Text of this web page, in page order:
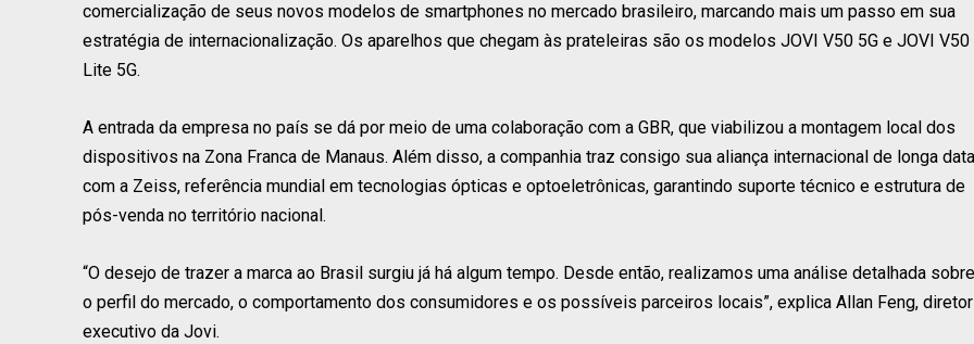
comercialização de seus novos modelos de smartphones no mercado brasileiro, marcando mais um passo em sua
estratégia de internacionalização. Os aparelhos que chegam às prateleiras são os modelos JOVI V50 5G e JOVI V50
Lite 5G.
A entrada da empresa no país se dá por meio de uma colaboração com a GBR, que viabilizou a montagem local dos
dispositivos na Zona Franca de Manaus. Além disso, a companhia traz consigo sua aliança internacional de longa data
com a Zeiss, referência mundial em tecnologias ópticas e optoeletrônicas, garantindo suporte técnico e estrutura de
pós-venda no território nacional.
“O desejo de trazer a marca ao Brasil surgiu já há algum tempo. Desde então, realizamos uma análise detalhada sobre
o perfil do mercado, o comportamento dos consumidores e os possíveis parceiros locais”, explica Allan Feng, diretor
executivo da Jovi.